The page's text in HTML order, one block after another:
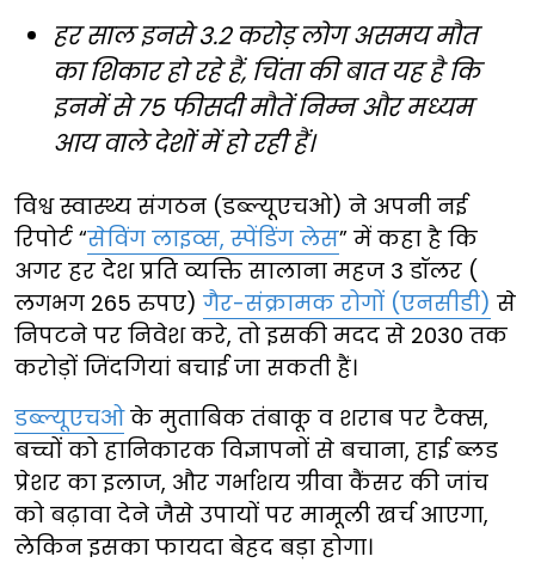
हर साल इनसे 3.2 करोड़ लोग असमय मौत
का शिकार हो रहे हैं, चिंता की बात यह है कि
इनमें से 75 फीसदी मौतें निम्न और मध्यम
आय वाले देशों में हो रही हैं।
विश्व स्वास्थ्य संगठन (डब्ल्यूएचओ) ने अपनी नई
रिपोर्ट “सेविंग लाइव्स, स्पेंडिंग लेस” में कहा है कि
अगर हर देश प्रति व्यक्ति सालाना महज 3 डॉलर (
लगभग 265 रुपए) गैर-संक्रामक रोगों (एनसीडी) से
निपटने पर निवेश करे, तो इसकी मदद से 2030 तक
करोड़ों जिंदगियां बचाई जा सकती हैं।
डब्ल्यूएचओके मुताबिक तंबाकू व शराब पर टैक्स,
बच्चों को हानिकारक विज्ञापनों से बचाना, हाई ब्लड
प्रेशर का इलाज, और गर्भाशय ग्रीवा कैंसर की जांच
को बढ़ावा देने जैसे उपायों पर मामूली खर्च आएगा,
लेकिन इसका फायदा बेहद बड़ा होगा।